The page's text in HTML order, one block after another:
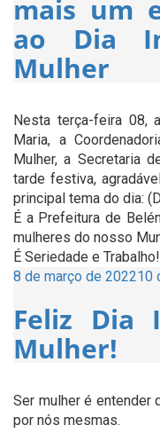
mais um
ao Dia
Mulher
Nesta terça-feira 08,
Maria, a
Mulher, a Secretaria
tarde festiva,
principal tema do dia:
É a Prefeitura de
mulheres do nosso
É Seriedade e Trabalho!
Publicado
8 de março de 202210
Feliz Dia
Mulher!
Ser mulher é entender
por nós mesmas.